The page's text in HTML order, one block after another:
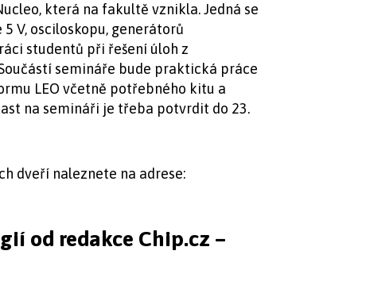
která na fakultě vznikla. Jedná se
V, osciloskopu, generátorů
studentů při řešení úloh z
semináře bude praktická práce
LEO včetně potřebného kitu a
na semináři je třeba potvrdit do 23.
dveří naleznete na adrese:
od redakce Chip.cz –